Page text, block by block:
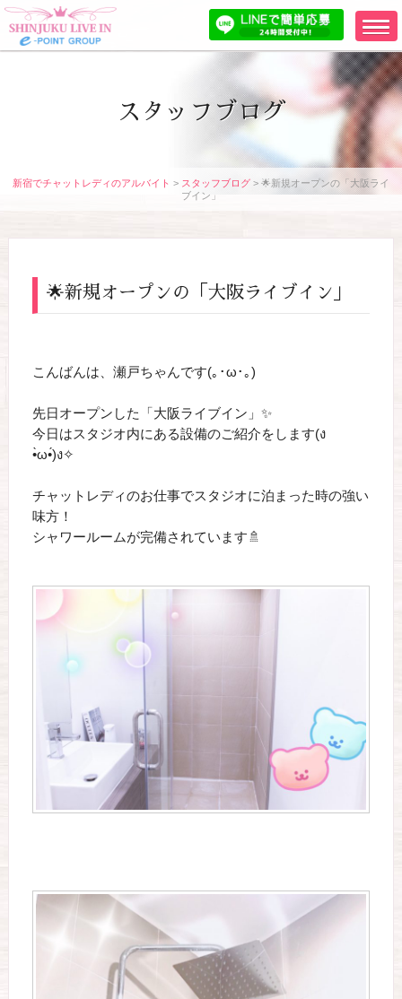
スタッフブログ
新宿でチャットレディのアルバイト > スタッフブログ > 🌟新規オープンの「大阪ライ
ブイン」
🌟新規オープンの「大阪ライブイン」
こんばんは、瀬戸ちゃんです(｡･ω･｡)
先日オープンした「大阪ライブイン」✨
今日はスタジオ内にある設備のご紹介をします(ง
•̀ω•́)ง✧
チャットレディのお仕事でスタジオに泊まった時の強い
味方！
シャワールームが完備されています🚿